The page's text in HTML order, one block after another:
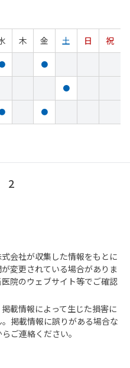
木 金 土 日
祝
●
●
●
2
会社が収集した情報をもとに
変更されている場合がありま
院のウェブサイト等でご確認
載情報によって生じた損害に
掲載情報に誤りがある場合な
ご連絡ください。